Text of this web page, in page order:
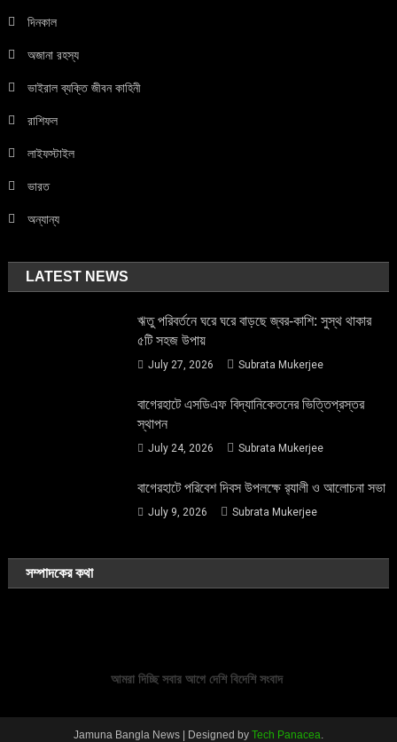
দিনকাল
অজানা রহস্য
ভাইরাল ব্যক্তি জীবন কাহিনী
রাশিফল
লাইফস্টাইল
ভারত
অন্যান্য
LATEST NEWS
ঋতু পরিবর্তনে ঘরে ঘরে বাড়ছে জ্বর-কাশি: সুস্থ থাকার
৫টি সহজ উপায়
July 27, 2026 Subrata Mukerjee
বাগেরহাটে এসডিএফ বিদ্যানিকেতনের ভিত্তিপ্রস্তর
স্থাপন
July 24, 2026 Subrata Mukerjee
বাগেরহাটে পরিবেশ দিবস উপলক্ষে র‌্যালী ও আলোচনা সভা
July 9, 2026 Subrata Mukerjee
সম্পাদকের কথা
আমরা দিচ্ছি সবার আগে দেশি বিদেশি সংবাদ
Jamuna Bangla News Designed by Tech Panacea.